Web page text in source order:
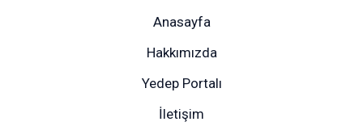
Anasayfa
Hakkımızda
Yedep Portalı
İletişim